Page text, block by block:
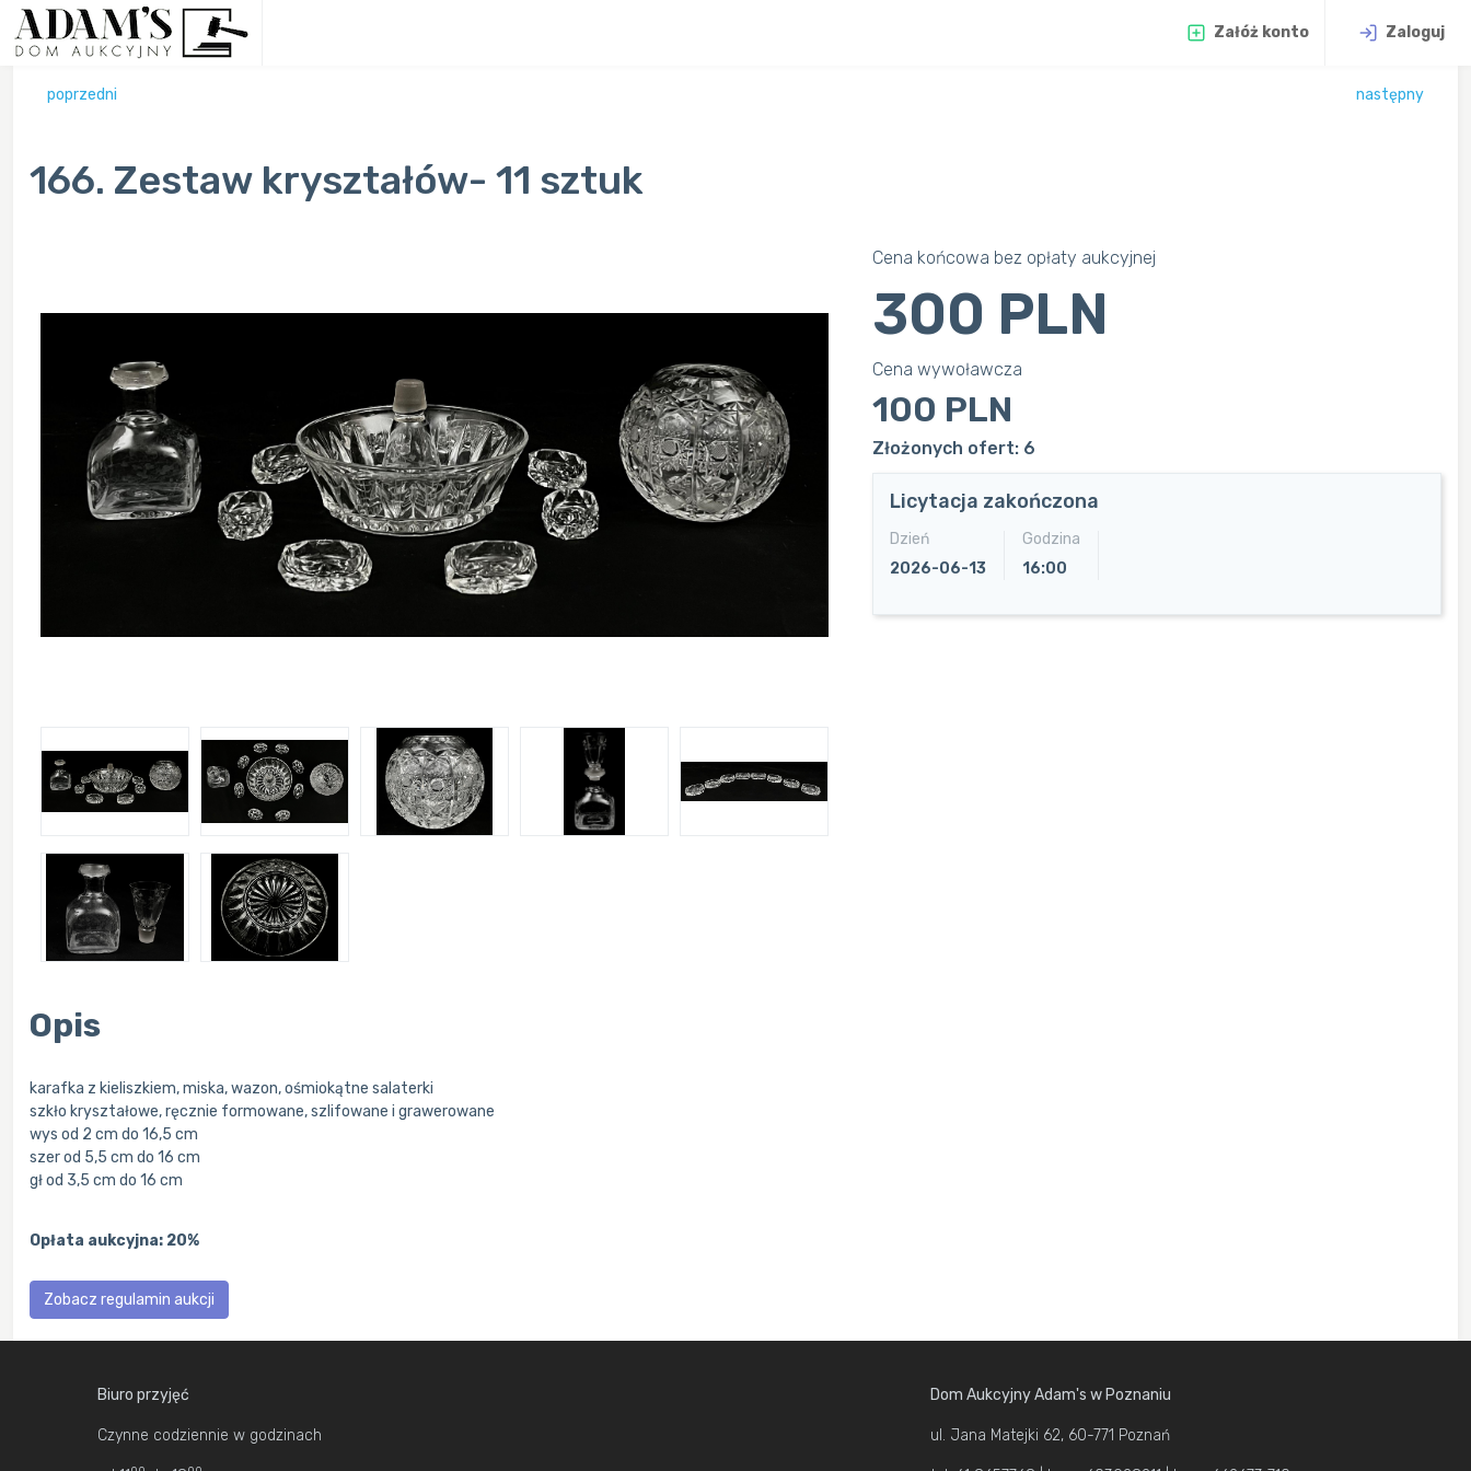
Załóż konto Zaloguj
poprzedni następny
166. Zestaw kryształów- 11 sztuk
Previous Next
Cena końcowa bez opłaty aukcyjnej
300 PLN
Cena wywoławcza
100 PLN
Złożonych ofert: 6
Licytacja zakończona
Dzień
2026-06-13
Godzina
16:00
Opis
karafka z kieliszkiem, miska, wazon, ośmiokątne salaterki
szkło kryształowe, ręcznie formowane, szlifowane i grawerowane
wys od 2 cm do 16,5 cm
szer od 5,5 cm do 16 cm
gł od 3,5 cm do 16 cm
Opłata aukcyjna: 20%
Zobacz regulamin aukcji
Biuro przyjęć
Czynne codziennie w godzinach
Dom Aukcyjny Adam's w Poznaniu
ul. Jana Matejki 62, 60-771 Poznań